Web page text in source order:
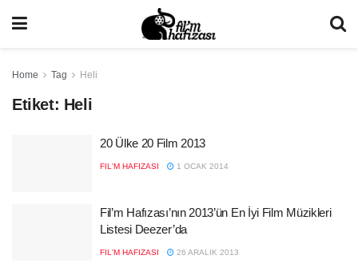
Home Tag Heli
Etiket: Heli
20 Ülke 20 Film 2013
FIL'M HAFIZASI 1 OCAK 2014
Fil’m Hafızası’nın 2013’ün En İyi Film Müzikleri
Listesi Deezer’da
FIL'M HAFIZASI 26 ARALIK 2013